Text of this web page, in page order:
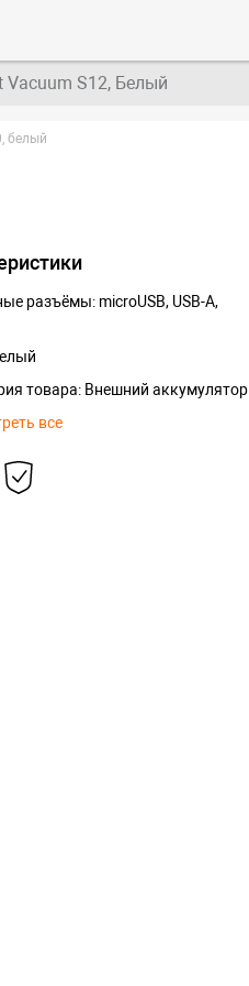
Vacuum S12, Белый
белый
разъёмы: microUSB, USB-A,
товара: Внешний аккумулятор
все